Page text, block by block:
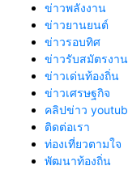
ข่าวพลังงาน
ข่าวยานยนต์
ข่าวรอบทิศ
ข่าวรับสมัตรงาน
ข่าวเด่นท้องถิ่น
ข่าวเศรษฐกิจ
คลิปข่าว
ติดต่อเรา
ท่องเที่ยวตามใจ
พัฒนาท้องถิ่น